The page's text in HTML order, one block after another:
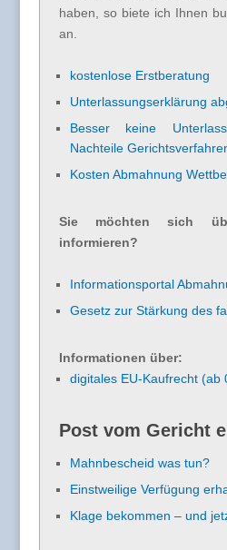
haben, so biete ich Ihnen
an.
kostenlose Erstberatung
Unterlassungserklärung
Besser keine
Nachteile
Kosten Abmahnung
Sie möchten sich
informieren?
Informationsportal
Gesetz zur Stärkung des
Informationen über:
digitales EU-Kaufrecht (ab
Post vom Gericht
Mahnbescheid was tun?
Einstweilige Verfügung
Klage bekommen – und